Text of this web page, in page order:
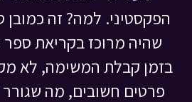
הפקסטיני. למה? זה כמובן
שהיה מרוכז בקריאת ספר
בזמן קבלת המשימה, לא
פרטים חשובים, מה